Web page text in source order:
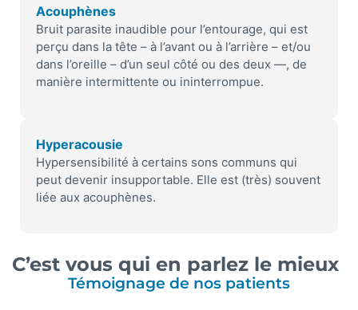
Acouphènes
Bruit parasite inaudible pour l’entourage, qui est
perçu dans la tête – à l’avant ou à l’arrière – et/ou
dans l’oreille – d’un seul côté ou des deux —, de
manière intermittente ou ininterrompue.
Hyperacousie
Hypersensibilité à certains sons communs qui
peut devenir insupportable. Elle est (très) souvent
liée aux acouphènes.
C’est vous qui en parlez le mieux
Témoignage de nos patients